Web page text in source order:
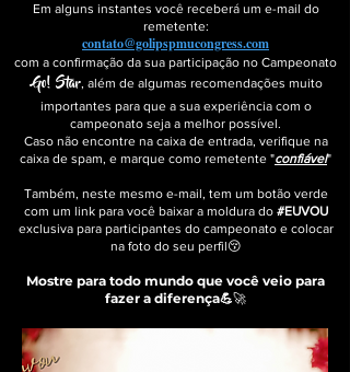
Em alguns instantes você receberá um e-mail do
remetente:
contato@golipspmucongress.com
com a confirmação da sua participação no Campeonato
Go! Star, além de algumas recomendações muito
importantes para que a sua experiência com o
campeonato seja a melhor possível.
Caso não encontre na caixa de entrada, verifique na
caixa de spam, e marque como remetente "confiável"
Também, neste mesmo e-mail, tem um botão verde
com um link para você baixar a moldura do #EUVOU
exclusiva para participantes do campeonatoe colocar
na foto do seu perfil😚
Mostre para todo mundo que você veio para
fazer a diferença💪🚀